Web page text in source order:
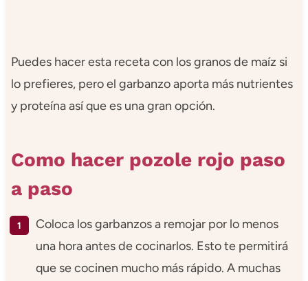
Puedes hacer esta receta con los granos de maíz si
lo prefieres, pero el garbanzo aporta más nutrientes
y proteína así que es una gran opción.
Como hacer pozole rojo paso
a paso
Coloca los garbanzos a remojar por lo menos
una hora antes de cocinarlos. Esto te permitirá
que se cocinen mucho más rápido. A muchas